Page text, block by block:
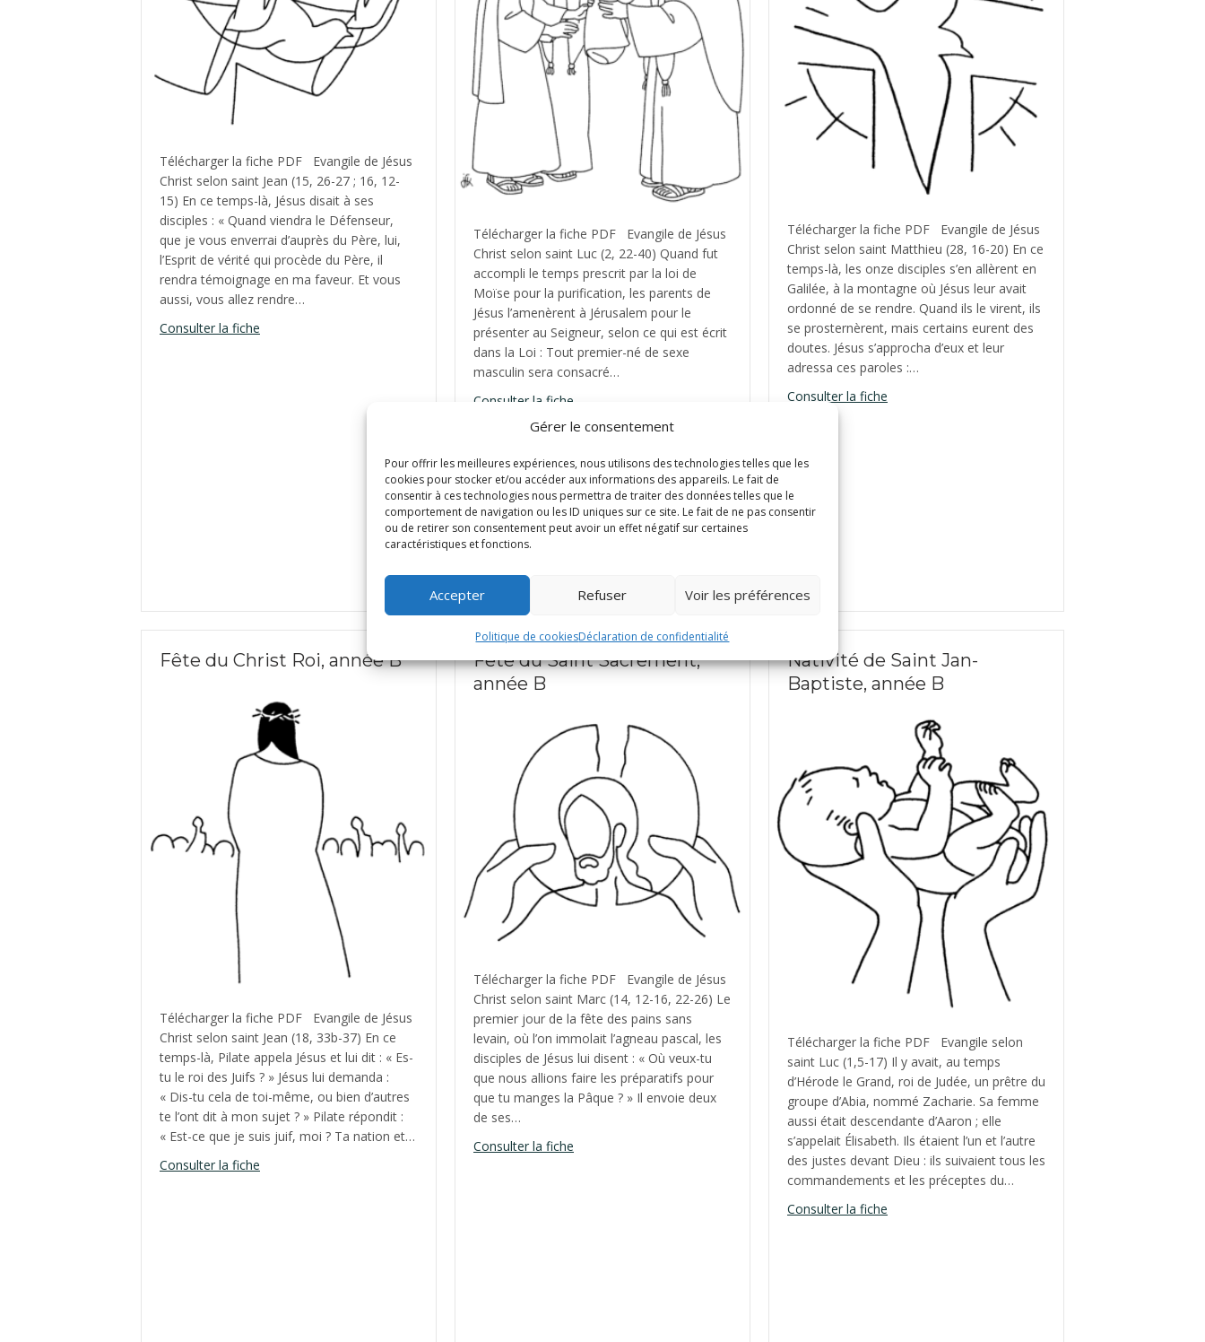
Gérer le consentement
Pour offrir les meilleures expériences, nous utilisons des technologies telles que les
cookies pour stocker et/ou accéder aux informations des appareils. Le fait de
consentir à ces technologies nous permettra de traiter des données telles que le
comportement de navigation ou les ID uniques sur ce site. Le fait de ne pas consentir
ou de retirer son consentement peut avoir un effet négatif sur certaines
caractéristiques et fonctions.
Accepter Refuser Voir les préférences
Politique de cookiesDéclaration de confidentialité
Télécharger la fiche PDF Evangile de Jésus
Christ selon saint Jean (15, 26-27 ; 16, 12-
15) En ce temps-là, Jésus disait à ses
disciples : « Quand viendra le Défenseur,
que je vous enverrai d’auprès du Père, lui,
l’Esprit de vérité qui procède du Père, il
rendra témoignage en ma faveur. Et vous
aussi, vous allez rendre…
Consulter la fiche
Télécharger la fiche PDF Evangile de Jésus
Christ selon saint Luc (2, 22-40) Quand fut
accompli le temps prescrit par la loi de
Moïse pour la purification, les parents de
Jésus l’amenèrent à Jérusalem pour le
présenter au Seigneur, selon ce qui est écrit
dans la Loi : Tout premier-né de sexe
masculin sera consacré…
Consulter la fiche about Fête de la Sainte Famille, année B
Télécharger la fiche PDF Evangile de Jésus
Christ selon saint Matthieu (28, 16-20) En ce
temps-là, les onze disciples s’en allèrent en
Galilée, à la montagne où Jésus leur avait
ordonné de se rendre. Quand ils le virent, ils
se prosternèrent, mais certains eurent des
doutes. Jésus s’approcha d’eux et leur
adressa ces paroles :…
Consulter la fiche
Fête du Christ Roi, année B
Télécharger la fiche PDF Evangile de Jésus
Christ selon saint Jean (18, 33b-37) En ce
temps-là, Pilate appela Jésus et lui dit : « Es-
tu le roi des Juifs ? » Jésus lui demanda :
« Dis-tu cela de toi-même, ou bien d’autres
te l’ont dit à mon sujet ? » Pilate répondit :
« Est-ce que je suis juif, moi ? Ta nation et…
Consulter la fiche
Fête du Saint Sacrement,
année B
Télécharger la fiche PDF Evangile de Jésus
Christ selon saint Marc (14, 12-16, 22-26) Le
premier jour de la fête des pains sans
levain, où l’on immolait l’agneau pascal, les
disciples de Jésus lui disent : « Où veux-tu
que nous allions faire les préparatifs pour
que tu manges la Pâque ? » Il envoie deux
de ses…
Consulter la fiche about Fête du Saint Sacrement, année B
Nativité de Saint Jan-
Baptiste, année B
Télécharger la fiche PDF Evangile selon
saint Luc (1,5-17) Il y avait, au temps
d’Hérode le Grand, roi de Judée, un prêtre du
groupe d’Abia, nommé Zacharie. Sa femme
aussi était descendante d’Aaron ; elle
s’appelait Élisabeth. Ils étaient l’un et l’autre
des justes devant Dieu : ils suivaient tous les
commandements et les préceptes du…
Consulter la fiche